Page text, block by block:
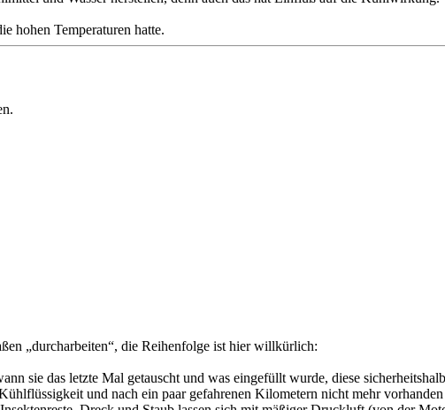
hohen Temperaturen hatte.
„durcharbeiten“, die Reihenfolge ist hier willkürlich:
sie das letzte Mal getauscht und was eingefüllt wurde, diese
und nach ein paar gefahrenen Kilometern nicht mehr vorhanden